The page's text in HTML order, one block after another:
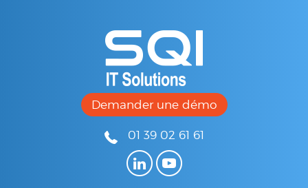
Demander une démo
01 39 02 61 61